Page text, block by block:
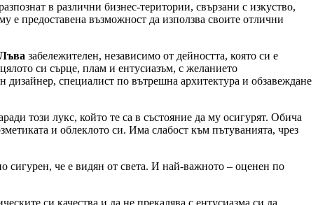
в различни бизнес-територии, свързани с изкуство,
е предоставена възможност да използва своите отлични
забележителен, независимо от дейността, която си е
си сърце, плам и ентусиазъм, с желанието
специалист по вътрешна архитектура и обзавеждане
този лукс, който те са в състояние да му осигурят. Обича
и облеклото си. Има слабост към пътуванията, чрез
сигурен, че е видян от света. И най-важното – оценен по
си качества и да не прекалява с ентусиазма си да